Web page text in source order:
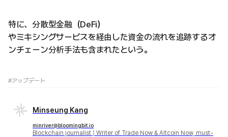
特に、分散型金融（DeFi）
やミキシングサービスを経由した資金の流れを追跡するオ
ンチェーン分析手法も含まれたという。
#アップデート
Minseung Kang
minriver@bloomingbit.io
Blockchain journalist | Writer of Trade Now & Altcoin Now, must-